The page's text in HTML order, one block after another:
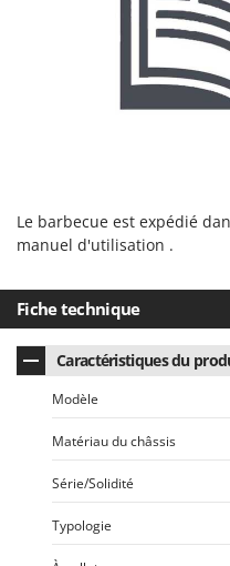
Sbaraglia
Schnitzer
Seven Italy
Sirman
Skil
Smeg
Snapper
Solidur
Spice Electronics
Spiralmac
Spring Protezione
Stanley
Le barbecue est expédié
manuel d'utilisation .
Fiche technique
Caractéristiques du
Modèle
Matériau du châssis
Série/Solidité
Typologie